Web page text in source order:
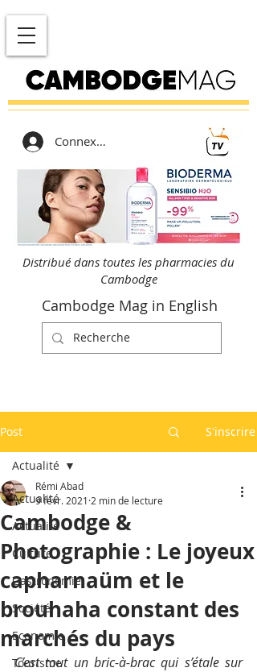
Connexion
Distribué dans toutes les pharmacies du
Cambodge
Cambodge Mag in English
Post S'inscrire
Actualité
Actualité
Culture
Gastronomie
Société
Economie
Tourisme
Actualité
Cambodge &
Photographie : Le joyeux
capharnaüm et le
brouhaha constant des
marchés du pays
Rémi Abad
9 févr. 2021 2 min de lecture
C’est tout un bric-à-brac qui s’étale sur